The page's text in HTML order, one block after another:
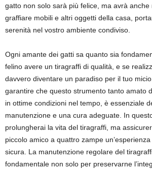
gatto non solo sarà più felice, ma avrà
graffiare mobili e altri oggetti della casa,
serenità nel vostro ambiente condiviso.
Ogni amante dei gatti sa quanto sia
felino avere un tiragraffi di qualità, e se
davvero diventare un paradiso per il tuo
garantire che questo strumento tanto amato
in ottime condizioni nel tempo, è essenziale
manutenzione e una cura adeguate. In
prolungherai la vita del tiragraffi, ma
piccolo amico a quattro zampe
sicura. La manutenzione regolare del
fondamentale non solo per preservarne